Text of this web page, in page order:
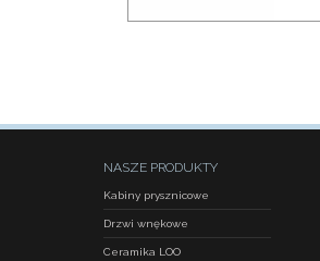
NASZE PRODUKTY
Kabiny prysznicowe
Drzwi wnękowe
Ceramika LOO